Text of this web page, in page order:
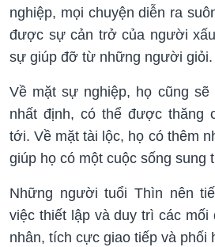
nghiệp, mọi chuyện diễn ra
được sự cản trở của người
sự giúp đỡ từ những người giỏi.
Về mặt sự nghiệp, họ cũng
nhất định, có thể được thăng
tới. Về mặt tài lộc, họ có thêm
giúp họ có một cuộc sống sung
Những người tuổi Thìn nên
việc thiết lập và duy trì các
nhân, tích cực giao tiếp và